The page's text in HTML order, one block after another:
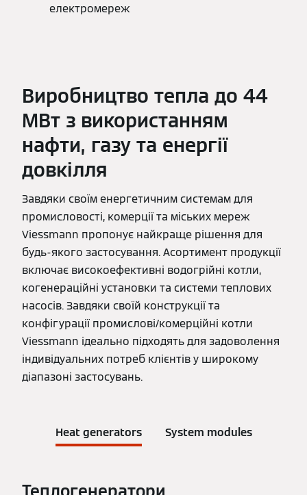
електромереж
Виробництво тепла до 44
МВт з використанням
нафти, газу та енергії
довкілля
Завдяки своїм енергетичним системам для
промисловості, комерції та міських мереж
Viessmann пропонує найкраще рішення для
будь-якого застосування. Асортимент продукції
включає високоефективні водогрійні котли,
когенераційні установки та системи теплових
насосів. Завдяки своїй конструкції та
конфігурації промислові/комерційні котли
Viessmann ідеально підходять для задоволення
індивідуальних потреб клієнтів у широкому
діапазоні застосувань.
Heat generators System modules